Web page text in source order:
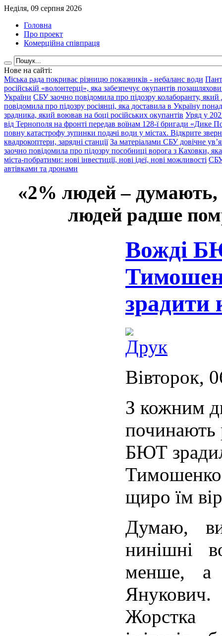
Неділя, 09 серпня 2026
Головна
Про проект
Комерційна співпраця
Нове на сайті:
Міська рада покриває різницю показників - небаланс води
російській «волонтерці», яка забезпечує окупантів
України СБУ заочно повідомила про підозру колаборанту,
повідомила про підозру росіянці, яка доставила в Україну
зрадника, який воював на боці російських окупантів Уряд у
від Тернополя на фронті передав воїнам 128-ї бригади «Дике
повну катастрофу зупинки подачі води у містах. Відкрите
квадрокоптери, зарядні станції За матеріалами СБУ довічне
заочно повідомила про підозру пособниці ворога з Каховки,
міста-побратими: нові інвестиції, нові ідеї, нові можливості СБУ
автівками та дронами
«2% людей –
людей радше
Вожді
зрадити
Вівторок,
З кожним
починають
БЮТ
Тимошенко,
щиро їм
Думаю,
нинішні
менше, а
Янукович.
Жорстка